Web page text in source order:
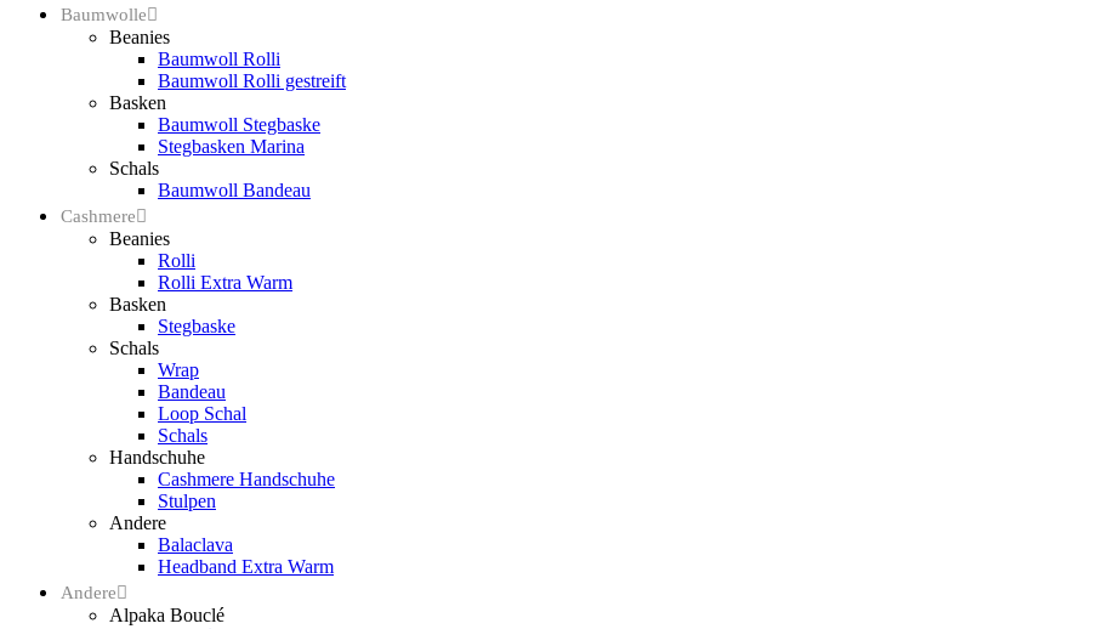
Baumwolle
Beanies
Baumwoll Rolli
Baumwoll Rolli gestreift
Basken
Baumwoll Stegbaske
Stegbasken Marina
Schals
Baumwoll Bandeau
Cashmere
Beanies
Rolli
Rolli Extra Warm
Basken
Stegbaske
Schals
Wrap
Bandeau
Loop Schal
Schals
Handschuhe
Cashmere Handschuhe
Stulpen
Andere
Balaclava
Headband Extra Warm
Andere
Alpaka Bouclé